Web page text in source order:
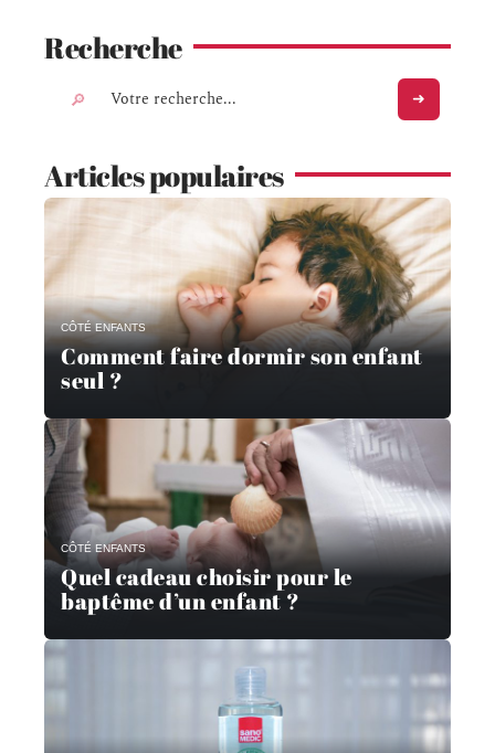
Recherche
Articles populaires
CÔTÉ ENFANTS
Comment faire dormir son enfant
seul ?
CÔTÉ ENFANTS
Quel cadeau choisir pour le
baptême d’un enfant ?